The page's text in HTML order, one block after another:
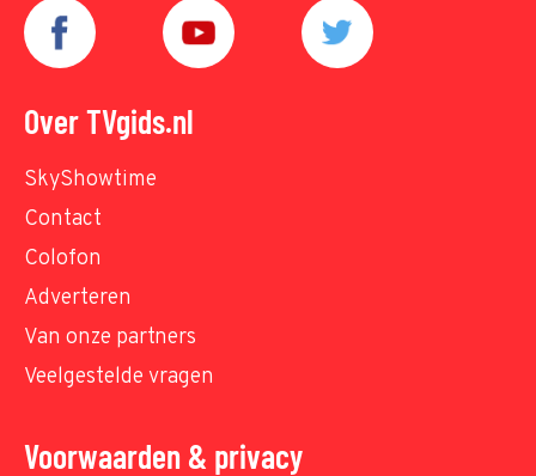
Over TVgids.nl
SkyShowtime
Contact
Colofon
Adverteren
Van onze partners
Veelgestelde vragen
Voorwaarden & privacy